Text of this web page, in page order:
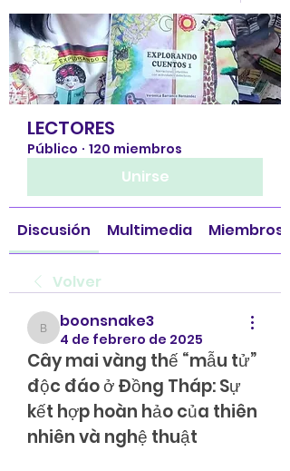
LECTORES
Público · 120 miembros
Unirse
Discusión Multimedia Miembros
Volver
boonsnake3
boonsnake3
4 de febrero de 2025
Cây mai vàng thế “mẫu tử”
độc đáo ở Đồng Tháp: Sự
kết hợp hoàn hảo của thiên
nhiên và nghệ thuật